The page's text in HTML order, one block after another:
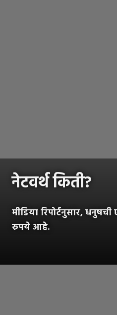
नेटवर्थ किती?
मीडिया रिपोर्टनुसार,
रुपये आहे.